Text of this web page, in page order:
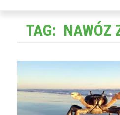
TAG: NAWÓZ